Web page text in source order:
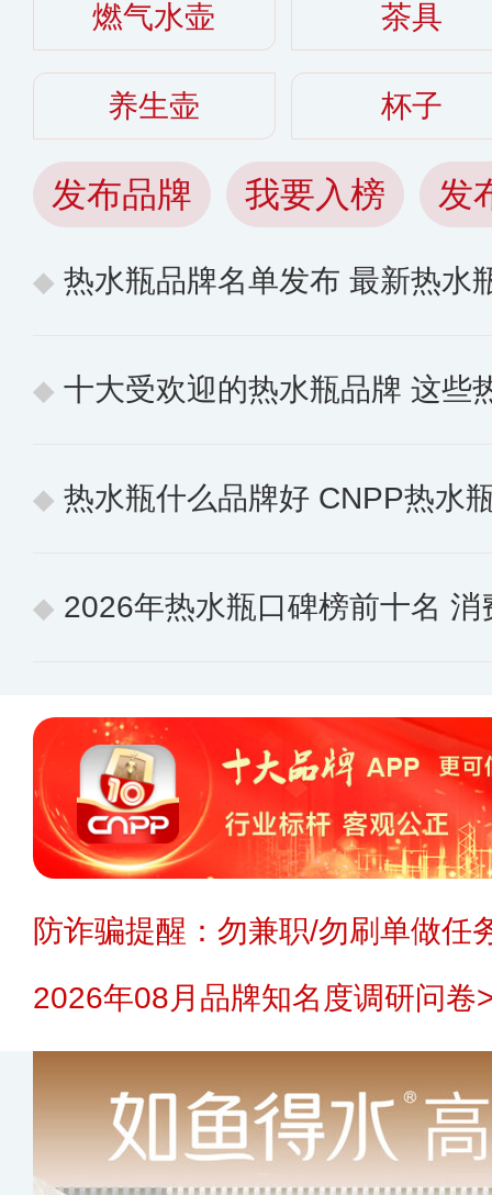
燃气水壶 茶具
养生壶 杯子
发布品牌 我要入榜 发
热水瓶品牌名单发布 最新热水
十大受欢迎的热水瓶品牌 这些
热水瓶什么品牌好 CNPP热水瓶十
2026年热水瓶口碑榜前十名 消费
防诈骗提醒：勿兼职/勿刷单做任
2026年08月品牌知名度调研问卷